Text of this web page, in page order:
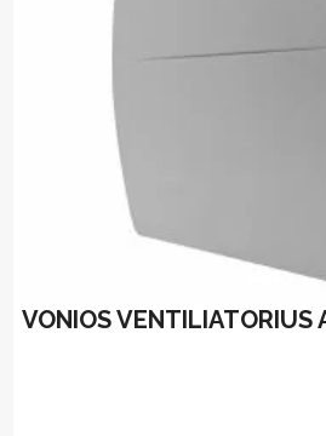
VONIOS VENTILIATORIUS